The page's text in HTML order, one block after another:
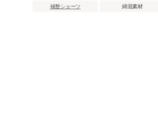
補整ショーツ 綿混素材